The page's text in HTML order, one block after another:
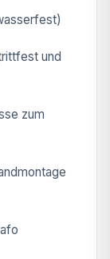
und
zum